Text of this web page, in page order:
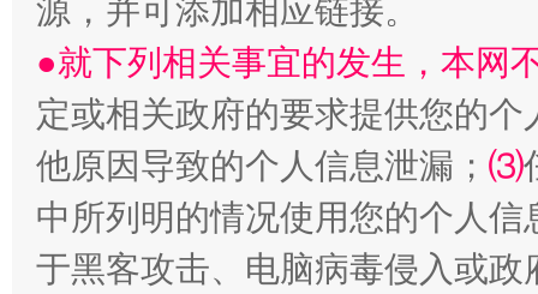
全民健身五年计划来了！等你上场
源，并可添加相应链接。
●就下列相关事宜的发生，本网
定或相关政府的要求提供您的个
他原因导致的个人信息泄漏； ⑶
中所列明的情况使用您的个人
于黑客攻击、电脑病毒侵入或